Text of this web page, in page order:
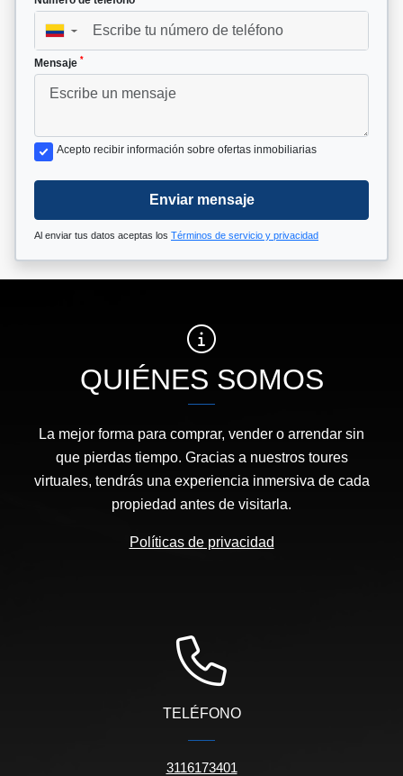
▼
Mensaje *
Acepto recibir información sobre ofertas inmobiliarias
Enviar mensaje
Al enviar tus datos aceptas los Términos de servicio y privacidad
QUIÉNES SOMOS
La mejor forma para comprar, vender o arrendar sin
que pierdas tiempo. Gracias a nuestros toures
virtuales, tendrás una experiencia inmersiva de cada
propiedad antes de visitarla.
Políticas de privacidad
TELÉFONO
3116173401